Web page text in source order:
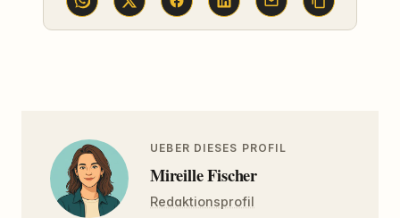
UEBER DIESES PROFIL
Mireille Fischer
Redaktionsprofil